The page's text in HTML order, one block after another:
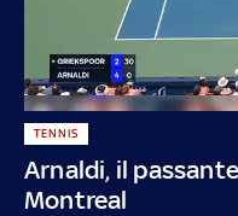
Arnaldi, il
Montreal
TENNIS